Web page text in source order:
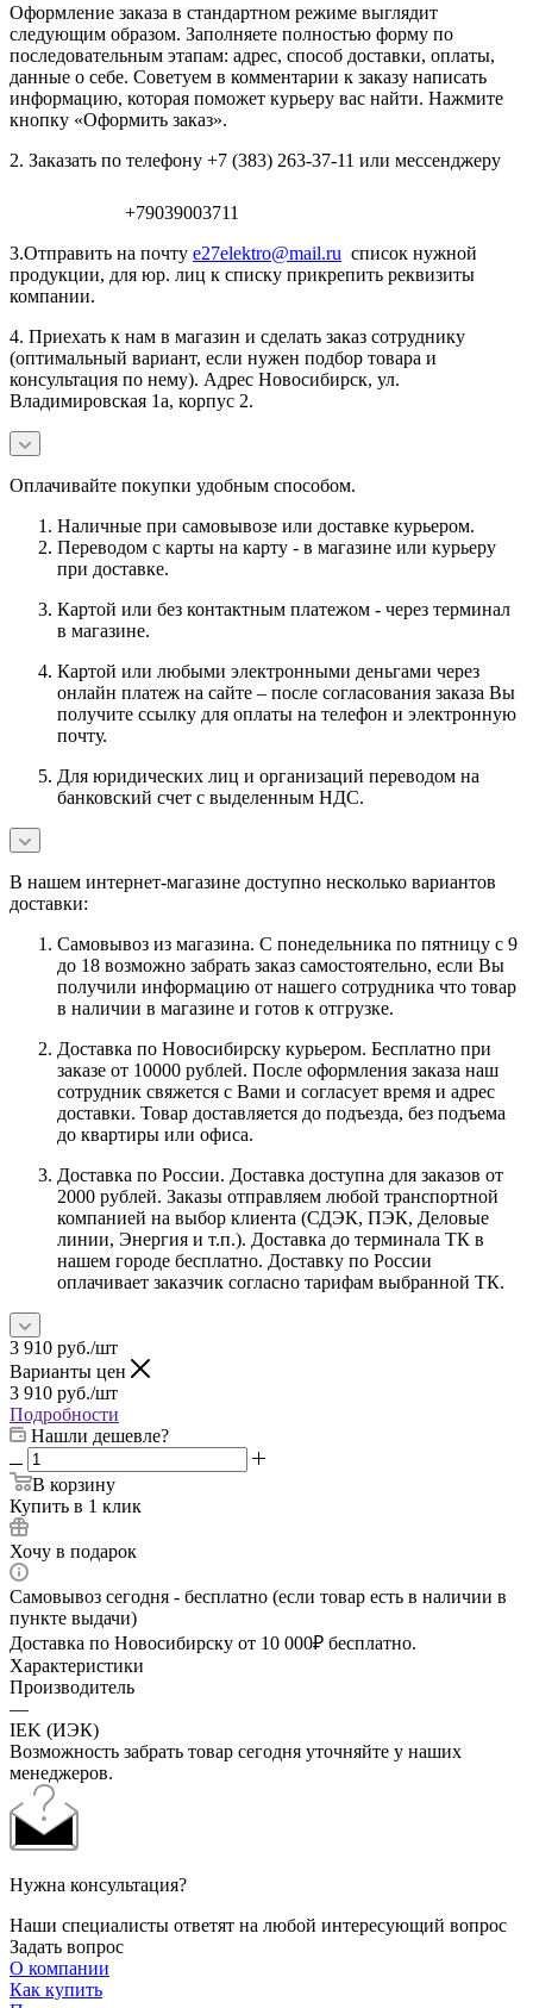
Оформление заказа в стандартном режиме выглядит
следующим образом. Заполняете полностью форму по
последовательным этапам: адрес, способ доставки, оплаты,
данные о себе. Советуем в комментарии к заказу написать
информацию, которая поможет курьеру вас найти. Нажмите
кнопку «Оформить заказ».
2. Заказать по телефону +7 (383) 263-37-11 или мессенджеру
+79039003711
3.Отправить на почту e27elektro@mail.ru список нужной
продукции, для юр. лиц к списку прикрепить реквизиты
компании.
4. Приехать к нам в магазин и сделать заказ сотруднику
(оптимальный вариант, если нужен подбор товара и
консультация по нему). Адрес Новосибирск, ул.
Владимировская 1а, корпус 2.
Оплачивайте покупки удобным способом.
Наличные при самовывозе или доставке курьером.
Переводом с карты на карту - в магазине или курьеру
при доставке.
Картой или без контактным платежом - через терминал
в магазине.
Картой или любыми электронными деньгами через
онлайн платеж на сайте – после согласования заказа Вы
получите ссылку для оплаты на телефон и электронную
почту.
Для юридических лиц и организаций переводом на
банковский счет с выделенным НДС.
В нашем интернет-магазине доступно несколько вариантов
доставки:
Самовывоз из магазина. С понедельника по пятницу с 9
до 18 возможно забрать заказ самостоятельно, если Вы
получили информацию от нашего сотрудника что товар
в наличии в магазине и готов к отгрузке.
Доставка по Новосибирску курьером. Бесплатно при
заказе от 10000 рублей. После оформления заказа наш
сотрудник свяжется с Вами и согласует время и адрес
доставки. Товар доставляется до подъезда, без подъема
до квартиры или офиса.
Доставка по России. Доставка доступна для заказов от
2000 рублей. Заказы отправляем любой транспортной
компанией на выбор клиента (СДЭК, ПЭК, Деловые
линии, Энергия и т.п.). Доставка до терминала ТК в
нашем городе бесплатно. Доставку по России
оплачивает заказчик согласно тарифам выбранной ТК.
3 910 руб./шт
Варианты цен
3 910 руб./шт
Подробности
Нашли дешевле?
В корзину
Купить в 1 клик
Хочу в подарок
Самовывоз сегодня - бесплатно (если товар есть в наличии в
пункте выдачи)
Доставка по Новосибирску от 10 000₽ бесплатно.
Характеристики
Производитель
—
IEK (ИЭК)
Возможность забрать товар сегодня уточняйте у наших
менеджеров.
Нужна консультация?
Наши специалисты ответят на любой интересующий вопрос
Задать вопрос
О компании
Как купить